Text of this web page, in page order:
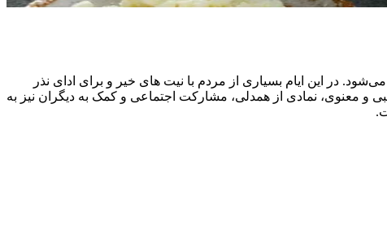
در این ایام بسیاری از مردم با نیت‌ های خیر و برای ادای نذر
و معنوی، نمادی از همدلی، مشارکت اجتماعی و کمک به دیگران نیز به